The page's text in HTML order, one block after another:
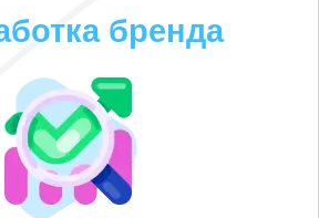
бренда